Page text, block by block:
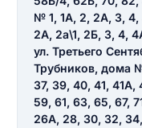
№ 1, 1А, 2, 2А, 3,
2А, 2а\1, 2Б, 3, 4,
ул. Третьего
Трубников, дома
37, 39, 40, 41, 41А,
59, 61, 63, 65, 67,
26А, 28, 30, 32,
Введите свое